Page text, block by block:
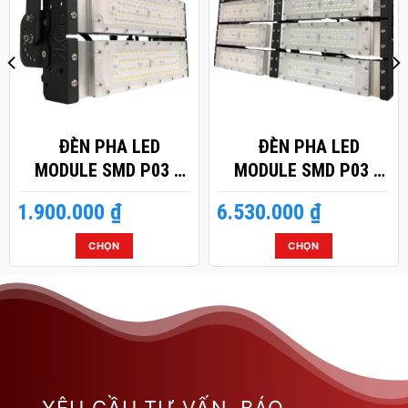
ĐÈN PHA LED
MODULE SMD P03 –
CÔNG SUẤT 100W
1.900.000 ₫
CHỌN
Sản
có
nhiều
Các
ĐÈN PHA LED
MODULE SMD P03 –
CÔNG SUẤT 400W
6.530.000 ₫
CHỌN
Sản
nhiều
biến
thể.